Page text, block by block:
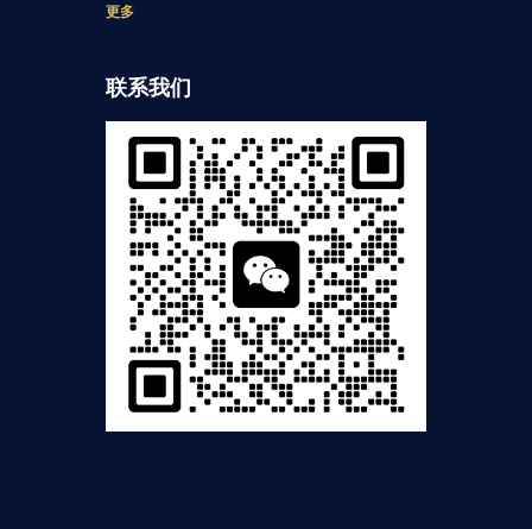
更多
联系我们